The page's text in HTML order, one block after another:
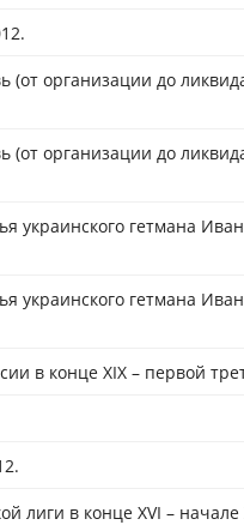
организации до
организации до
украинского гетмана
украинского гетмана
в конце XIX – первой
лиги в конце XVI – начале